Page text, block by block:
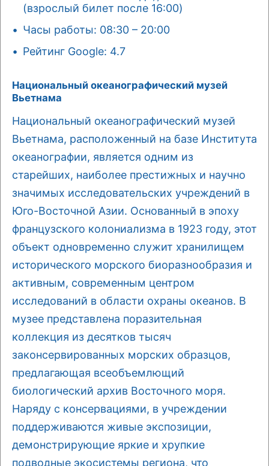
(взрослый билет после 16:00)
Часы работы: 08:30 – 20:00
Рейтинг Google: 4.7
Национальный океанографический музей
Вьетнама
Национальный океанографический музей
Вьетнама, расположенный на базе Института
океанографии, является одним из
старейших, наиболее престижных и научно
значимых исследовательских учреждений в
Юго-Восточной Азии. Основанный в эпоху
французского колониализма в 1923 году, этот
объект одновременно служит хранилищем
исторического морского биоразнообразия и
активным, современным центром
исследований в области охраны океанов. В
музее представлена поразительная
коллекция из десятков тысяч
законсервированных морских образцов,
предлагающая всеобъемлющий
биологический архив Восточного моря.
Наряду с консервациями, в учреждении
поддерживаются живые экспозиции,
демонстрирующие яркие и хрупкие
подводные экосистемы региона, что